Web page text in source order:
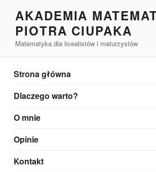
treści
AKADEMIA
PIOTRA CIUPAKA
Matematyka dla licealistów i maturzystów
Strona główna
Dlaczego warto?
O mnie
Opinie
Kontakt